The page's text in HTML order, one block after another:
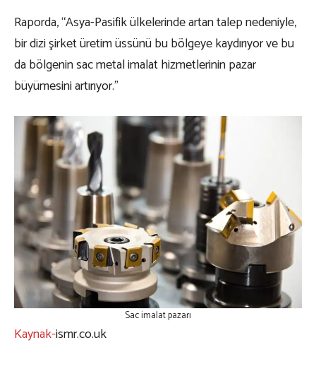
Raporda, “Asya-Pasifik ülkelerinde artan talep nedeniyle,
bir dizi şirket üretim üssünü bu bölgeye kaydırıyor ve bu
da bölgenin sac metal imalat hizmetlerinin pazar
büyümesini artırıyor.”
Sac imalat pazarı
Kaynak-ismr.co.uk